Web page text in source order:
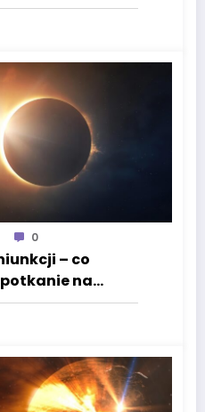
0
– co
na